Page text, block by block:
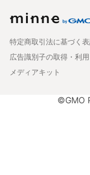
特定商取引法に基づく
広告識別子の取得・利用
メディアキット
©GMO